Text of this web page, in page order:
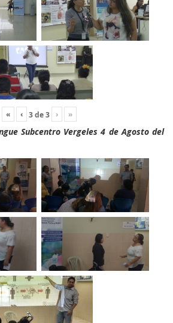
« ‹ 3de3 › »
Subcentro Vergeles 4 de Agosto del